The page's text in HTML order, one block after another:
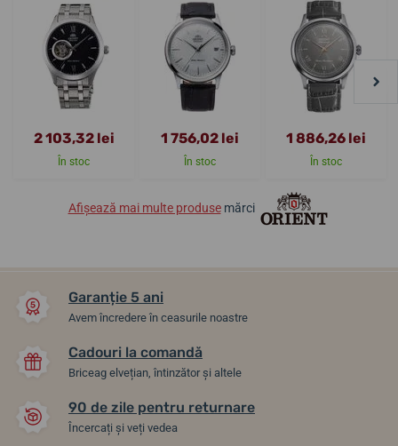
2 103,32 lei
În stoc
1 756,02 lei
În stoc
1 886,26 lei
În stoc
Afișează mai multe produsemărci
Garanție 5 ani
Avem încredere în ceasurile noastre
Cadouri la comandă
Briceag elvețian, întinzător și altele
90 de zile pentru returnare
Încercați și veți vedea